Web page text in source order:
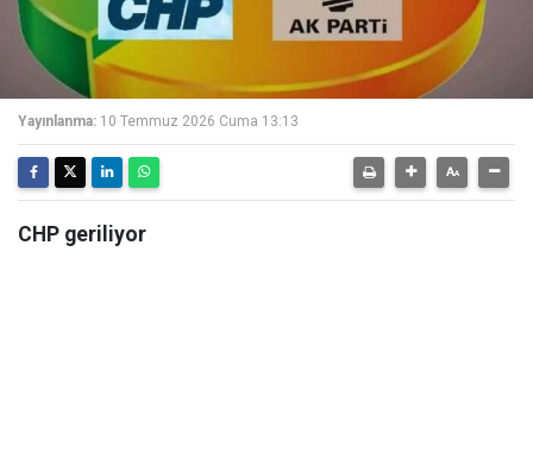
Yayınlanma: 10 Temmuz 2026 Cuma 13:13
CHP geriliyor